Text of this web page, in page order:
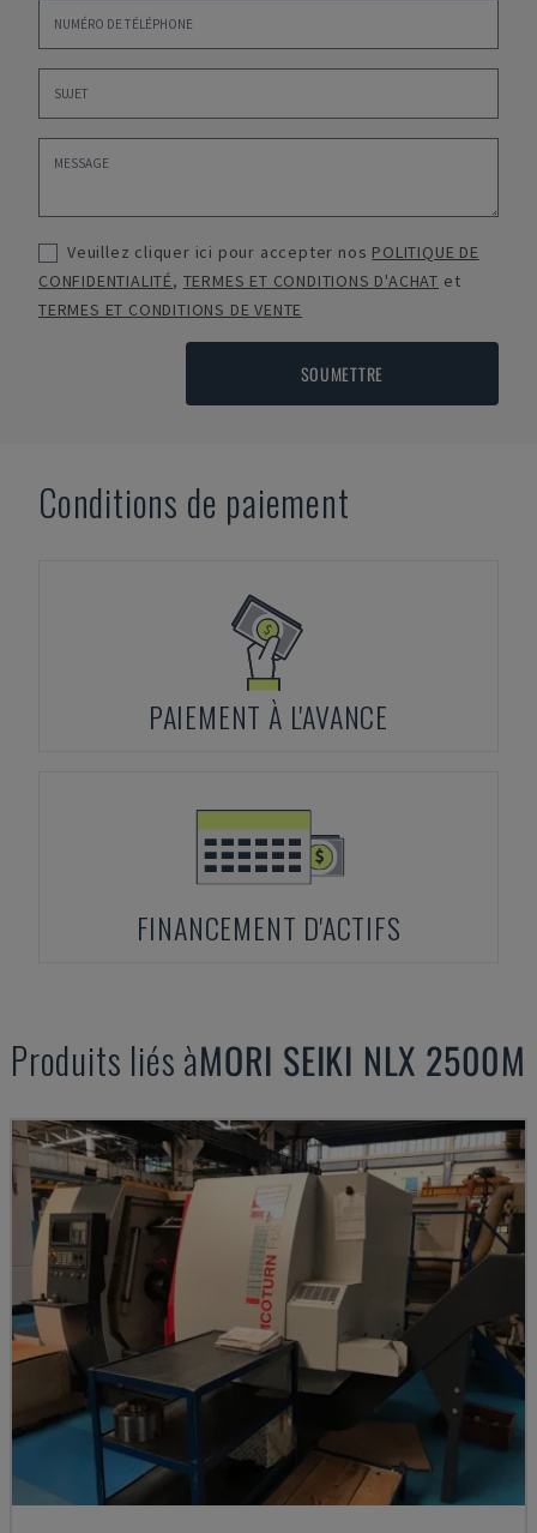
Veuillez cliquer ici pour accepter nos POLITIQUE DE
CONFIDENTIALITÉ, TERMES ET CONDITIONS D'ACHAT et
TERMES ET CONDITIONS DE VENTE
SOUMETTRE
Conditions de paiement
PAIEMENT À L'AVANCE
FINANCEMENT D'ACTIFS
Produits liés àMORI SEIKI NLX 2500M